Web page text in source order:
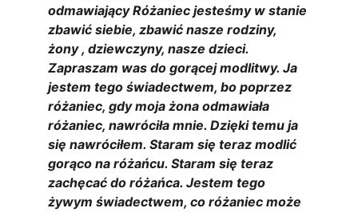
odmawiający Różaniec jesteśmy w stanie
zbawić siebie, zbawić nasze rodziny,
żony , dziewczyny, nasze dzieci.
Zapraszam was do gorącej modlitwy. Ja
jestem tego świadectwem, bo poprzez
różaniec, gdy moja żona odmawiała
różaniec, nawróciła mnie. Dzięki temu ja
się nawróciłem. Staram się teraz modlić
gorąco na różańcu. Staram się teraz
zachęcać do różańca. Jestem tego
żywym świadectwem, co różaniec może